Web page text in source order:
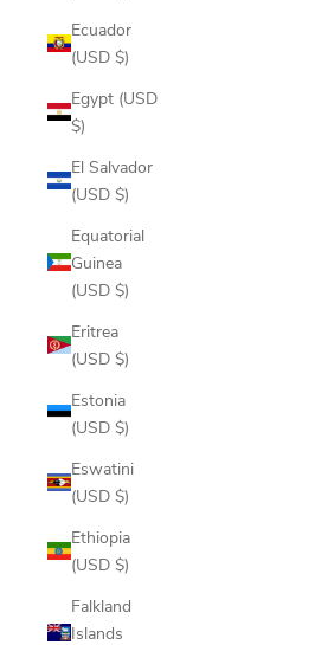
Ecuador
(USD $)
Egypt (USD
$)
El Salvador
(USD $)
Equatorial
Guinea
(USD $)
Eritrea
(USD $)
Estonia
(USD $)
Eswatini
(USD $)
Ethiopia
(USD $)
Falkland
Islands